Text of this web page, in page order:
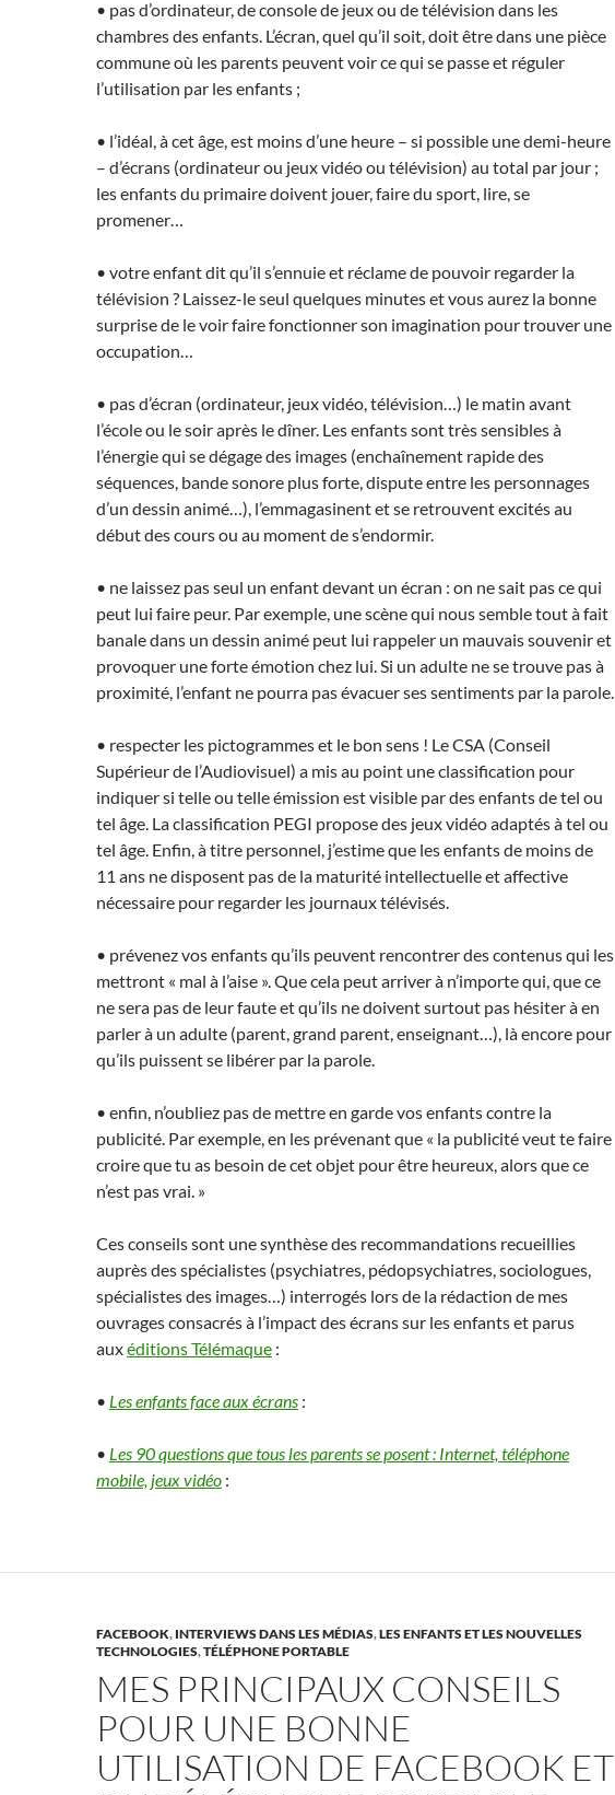
• pas d’ordinateur, de console de jeux ou de télévision dans les
chambres des enfants. L’écran, quel qu’il soit, doit être dans une pièce
commune où les parents peuvent voir ce qui se passe et réguler
l’utilisation par les enfants ;
• l’idéal, à cet âge, est moins d’une heure – si possible une demi-heure
– d’écrans (ordinateur ou jeux vidéo ou télévision) au total par jour ;
les enfants du primaire doivent jouer, faire du sport, lire, se
promener…
• votre enfant dit qu’il s’ennuie et réclame de pouvoir regarder la
télévision ? Laissez-le seul quelques minutes et vous aurez la bonne
surprise de le voir faire fonctionner son imagination pour trouver une
occupation…
• pas d’écran (ordinateur, jeux vidéo, télévision…) le matin avant
l’école ou le soir après le dîner. Les enfants sont très sensibles à
l’énergie qui se dégage des images (enchaînement rapide des
séquences, bande sonore plus forte, dispute entre les personnages
d’un dessin animé…), l’emmagasinent et se retrouvent excités au
début des cours ou au moment de s’endormir.
• ne laissez pas seul un enfant devant un écran : on ne sait pas ce qui
peut lui faire peur. Par exemple, une scène qui nous semble tout à fait
banale dans un dessin animé peut lui rappeler un mauvais souvenir et
provoquer une forte émotion chez lui. Si un adulte ne se trouve pas à
proximité, l’enfant ne pourra pas évacuer ses sentiments par la parole.
• respecter les pictogrammes et le bon sens ! Le CSA (Conseil
Supérieur de l’Audiovisuel) a mis au point une classification pour
indiquer si telle ou telle émission est visible par des enfants de tel ou
tel âge. La classification PEGI propose des jeux vidéo adaptés à tel ou
tel âge. Enfin, à titre personnel, j’estime que les enfants de moins de
11 ans ne disposent pas de la maturité intellectuelle et affective
nécessaire pour regarder les journaux télévisés.
• prévenez vos enfants qu’ils peuvent rencontrer des contenus qui les
mettront « mal à l’aise ». Que cela peut arriver à n’importe qui, que ce
ne sera pas de leur faute et qu’ils ne doivent surtout pas hésiter à en
parler à un adulte (parent, grand parent, enseignant…), là encore pour
qu’ils puissent se libérer par la parole.
• enfin, n’oubliez pas de mettre en garde vos enfants contre la
publicité. Par exemple, en les prévenant que « la publicité veut te faire
croire que tu as besoin de cet objet pour être heureux, alors que ce
n’est pas vrai. »
Ces conseils sont une synthèse des recommandations recueillies
auprès des spécialistes (psychiatres, pédopsychiatres, sociologues,
spécialistes des images…) interrogés lors de la rédaction de mes
ouvrages consacrés à l’impact des écrans sur les enfants et parus
auxéditions Télémaque :
• Les enfants face aux écrans :
• Les 90 questions que tous les parents se posent : Internet, téléphone
mobile, jeux vidéo :
FACEBOOK, INTERVIEWS DANS LES MÉDIAS,LES ENFANTS ET LES NOUVELLES
TECHNOLOGIES,TÉLÉPHONE PORTABLE
MES PRINCIPAUX CONSEILS
POUR UNE BONNE
UTILISATION DE FACEBOOK ET